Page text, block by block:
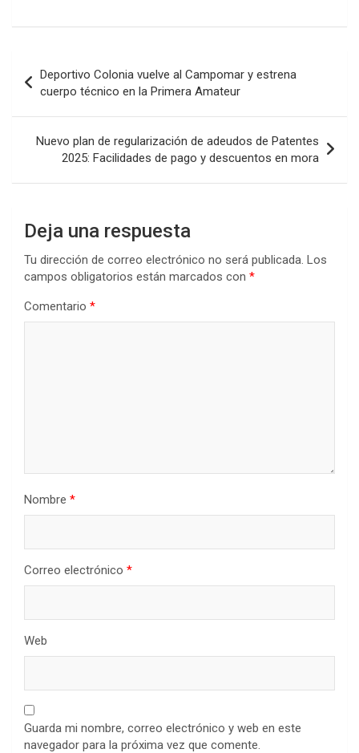
ce
o
o
k
tt
er
at
s
A
p
p
ke
dI
n
m
p
ar
tir
de
entradas
Deportivo Colonia vuelve al Campomar y estrena
cuerpo técnico en la Primera Amateur
Nuevo plan de regularización de adeudos de Patentes
2025: Facilidades de pago y descuentos en mora
Deja una respuesta
Tu dirección de correo electrónico no será publicada. Los
campos obligatorios están marcados con *
Comentario *
Nombre *
Correo electrónico *
Web
Guarda mi nombre, correo electrónico y web en este
navegador para la próxima vez que comente.